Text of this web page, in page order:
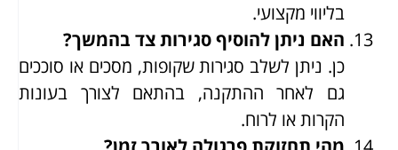
בליווי מקצועי.
האם ניתן להוסיף סגירות צד בהמשך?
כן. ניתן לשלב סגירות שקופות, מסכים או סוככים
גם לאחר ההתקנה, בהתאם לצורך בעונות
הקרות או לרוח.